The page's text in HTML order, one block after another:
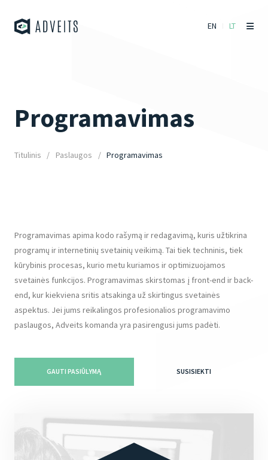
EN LT
Programavimas
Titulinis Paslaugos Programavimas
Programavimas apima kodo rašymą ir redagavimą, kuris užtikrina
programų ir internetinių svetainių veikimą. Tai tiek techninis, tiek
kūrybinis procesas, kurio metu kuriamos ir optimizuojamos
svetainės funkcijos. Programavimas skirstomas į front-end ir back-
end, kur kiekviena sritis atsakinga už skirtingus svetainės
aspektus. Jei jums reikalingos profesionalios programavimo
paslaugos, Adveits komanda yra pasirengusi jums padėti.
GAUTI PASIŪLYMĄ SUSISIEKTI